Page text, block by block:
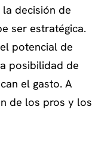
decisión de
ser estratégica.
potencial de
posibilidad de
el gasto. A
de los pros y los